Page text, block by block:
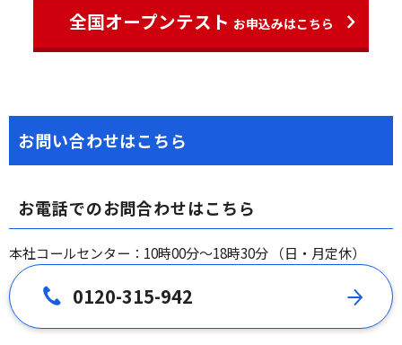
全国オープンテスト お申込みはこちら
お問い合わせはこちら
お電話でのお問合わせはこちら
本社コールセンター：10時00分～18時30分 （日・月定休）
0120-315-942